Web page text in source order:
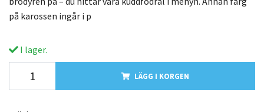
på karossen ingår i p
I lager.
LÄGG I KORGEN